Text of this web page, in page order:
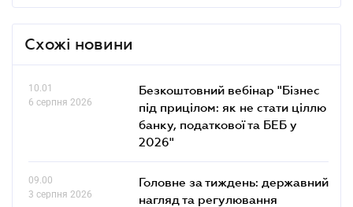
Схожі новини
10.01
6 серпня 2026
Безкоштовний вебінар "Бізнес
під прицілом: як не стати ціллю
банку, податкової та БЕБ у
2026"
09.00
3 серпня 2026
Головне за тиждень: державний
нагляд та регулювання